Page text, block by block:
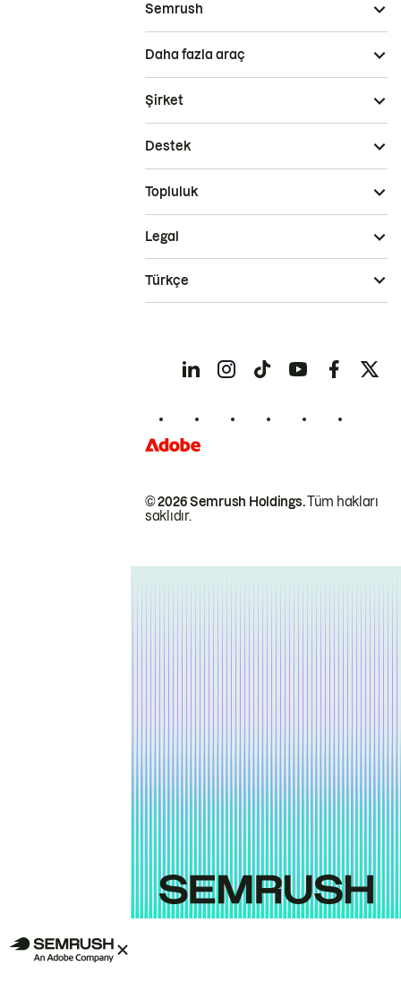
Semrush
Daha fazla araç
Şirket
Destek
Topluluk
© 2026 Semrush Holdings.Tüm hakları
saklıdır.
Legal
Türkçe